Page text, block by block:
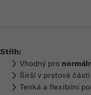
Střih:
Vhodný pro
Širší v prstové
Tenká a flexibilní